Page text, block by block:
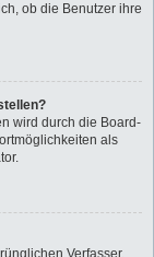
ob die Benutzer ihre
wird durch die Board-
als
Verfasser,